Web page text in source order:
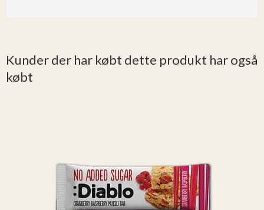
Kunder der har købt dette produkt har også
købt